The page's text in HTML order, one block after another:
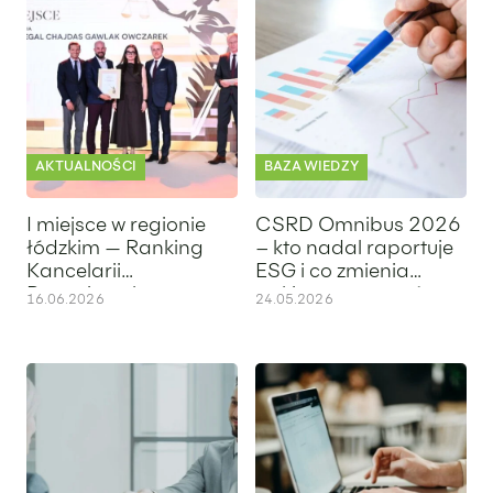
AKTUALNOŚCI
I miejsce w regionie
łódzkim — Ranking
Kancelarii
Prawniczych
16.06.2026
BAZA WIEDZY
CSRD Omnibus 2026
– kto nadal raportuje
ESG i co zmienia
pakiet uproszczeń
24.05.2026
Zatrudnianie cudzoziemców 2026 – jak zmieniły się
e-Doręczenia spółka z o.o.